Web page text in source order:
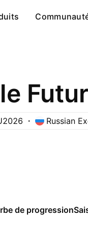
Russian
de progression